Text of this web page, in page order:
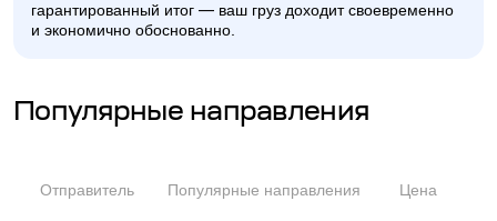
гарантированный итог — ваш груз доходит своевременно
и экономично обоснованно.
Популярные направления
Отправитель Популярные направления Цена